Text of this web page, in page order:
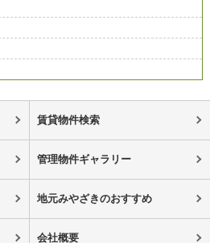
賃貸物件検索
管理物件ギャラリー
地元みやざきのおすすめ
会社概要